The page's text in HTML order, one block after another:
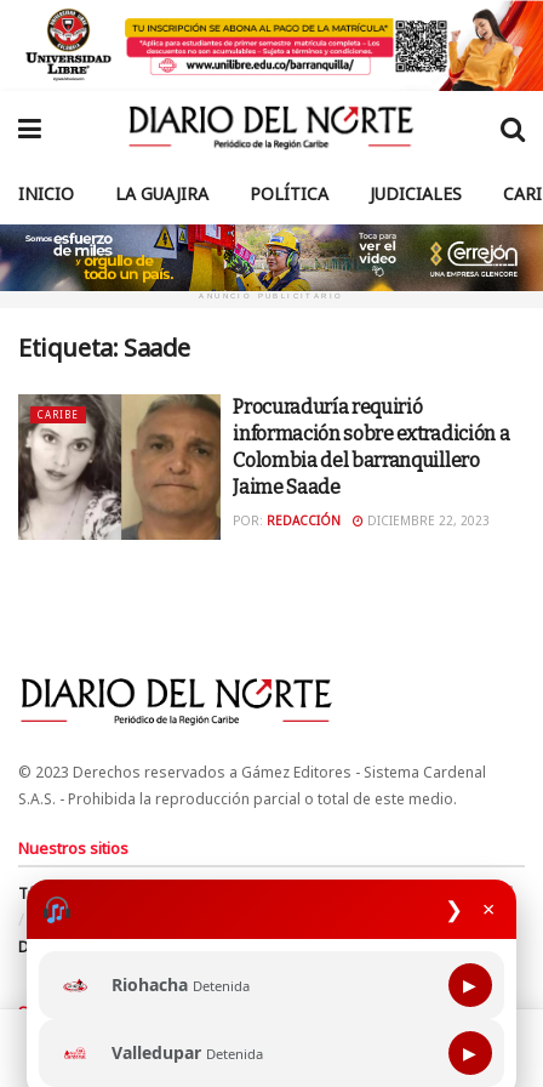
❯ ×
Riohacha Detenida ▶
Valledupar Detenida ▶
INICIO LA GUAJIRA POLÍTICA JUDICIALES
ANUNCIO PUBLICITARIO
Etiqueta: Saade
CARIBE
Procuraduría requirió
información sobre extradición a
Colombia del barranquillero
Jaime Saade
POR: REDACCIÓN DICIEMBRE 22, 2023
© 2023 Derechos reservados a Gámez Editores - Sistema Cardenal
S.A.S. - Prohibida la reproducción parcial o total de este medio.
Nuestros sitios
Términos y Condiciones
Derechos de Autor y Propiedad Intelectual
Política de uso de cookies
Política de Tratamiento de Datos
Directrices Editoriales
Síguenos
Esta página web usa cookie para mejorar tu experiencia de
navegación, al continuar aceptas nuestra política de uso de